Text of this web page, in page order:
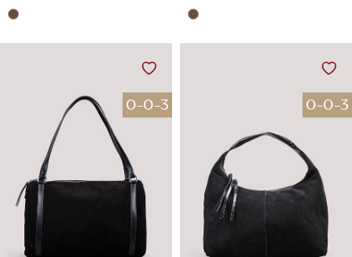
0-0-3 0-0-3